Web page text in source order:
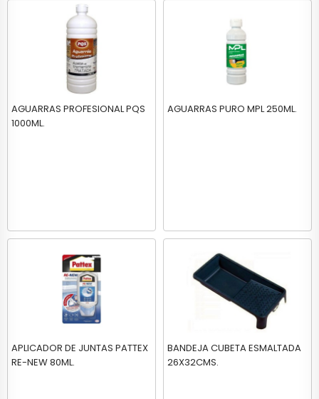
AGUARRAS PROFESIONAL PQS
1000ML.
AGUARRAS PURO MPL 250ML.
APLICADOR DE JUNTAS PATTEX
RE-NEW 80ML.
BANDEJA CUBETA ESMALTADA
26X32CMS.